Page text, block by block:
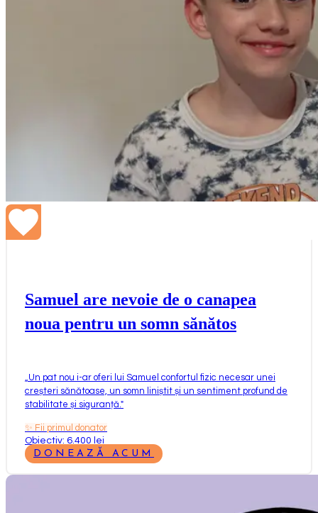
Samuel are nevoie de o canapea
noua pentru un somn sănătos
Un pat nou i-ar oferi lui Samuel confortul fizic necesar unei
creșteri sănătoase, un somn liniștit și un sentiment profund de
stabilitate și siguranță. "
✨ Fii primul donator
Obiectiv: 6.400 lei
DONEAZĂ ACUM